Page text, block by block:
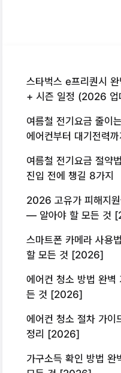
스타벅스 e프리퀀시
+ 시즌 일정 (2026 업
여름철 전기요금 줄
에어컨부터 대기전력
여름철 전기요금 절
진입 전에 챙길 8가지
2026 고유가 피해지
— 알아야 할 모든 것
스마트폰 카메라 사용
할 모든 것 [2026]
에어컨 청소 방법 완
든 것 [2026]
에어컨 청소 절차 가
정리 [2026]
가구소득 확인 방법